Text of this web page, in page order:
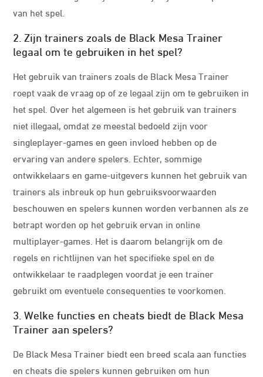
van het spel.
2. Zijn trainers zoals de Black Mesa Trainer
legaal om te gebruiken in het spel?
Het gebruik van trainers zoals de Black Mesa Trainer
roept vaak de vraag op of ze legaal zijn om te gebruiken in
het spel. Over het algemeen is het gebruik van trainers
niet illegaal, omdat ze meestal bedoeld zijn voor
singleplayer-games en geen invloed hebben op de
ervaring van andere spelers. Echter, sommige
ontwikkelaars en game-uitgevers kunnen het gebruik van
trainers als inbreuk op hun gebruiksvoorwaarden
beschouwen en spelers kunnen worden verbannen als ze
betrapt worden op het gebruik ervan in online
multiplayer-games. Het is daarom belangrijk om de
regels en richtlijnen van het specifieke spel en de
ontwikkelaar te raadplegen voordat je een trainer
gebruikt om eventuele consequenties te voorkomen.
3. Welke functies en cheats biedt de Black Mesa
Trainer aan spelers?
De Black Mesa Trainer biedt een breed scala aan functies
en cheats die spelers kunnen gebruiken om hun